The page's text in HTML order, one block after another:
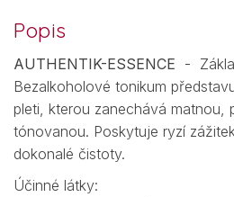
Popis
AUTHENTIK-ESSENCE -
Bezalkoholové tonikum
pleti, kterou zanechává matnou,
tónovanou. Poskytuje ryzí
dokonalé čistoty.
Účinné látky: